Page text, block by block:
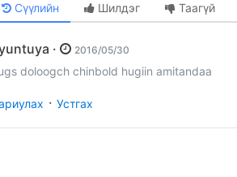
Сүүлийн Шилдэг Таагүй
oyuntuya · 2016/05/30
doloogch chinbold hugiin amitandaa
· Устгах